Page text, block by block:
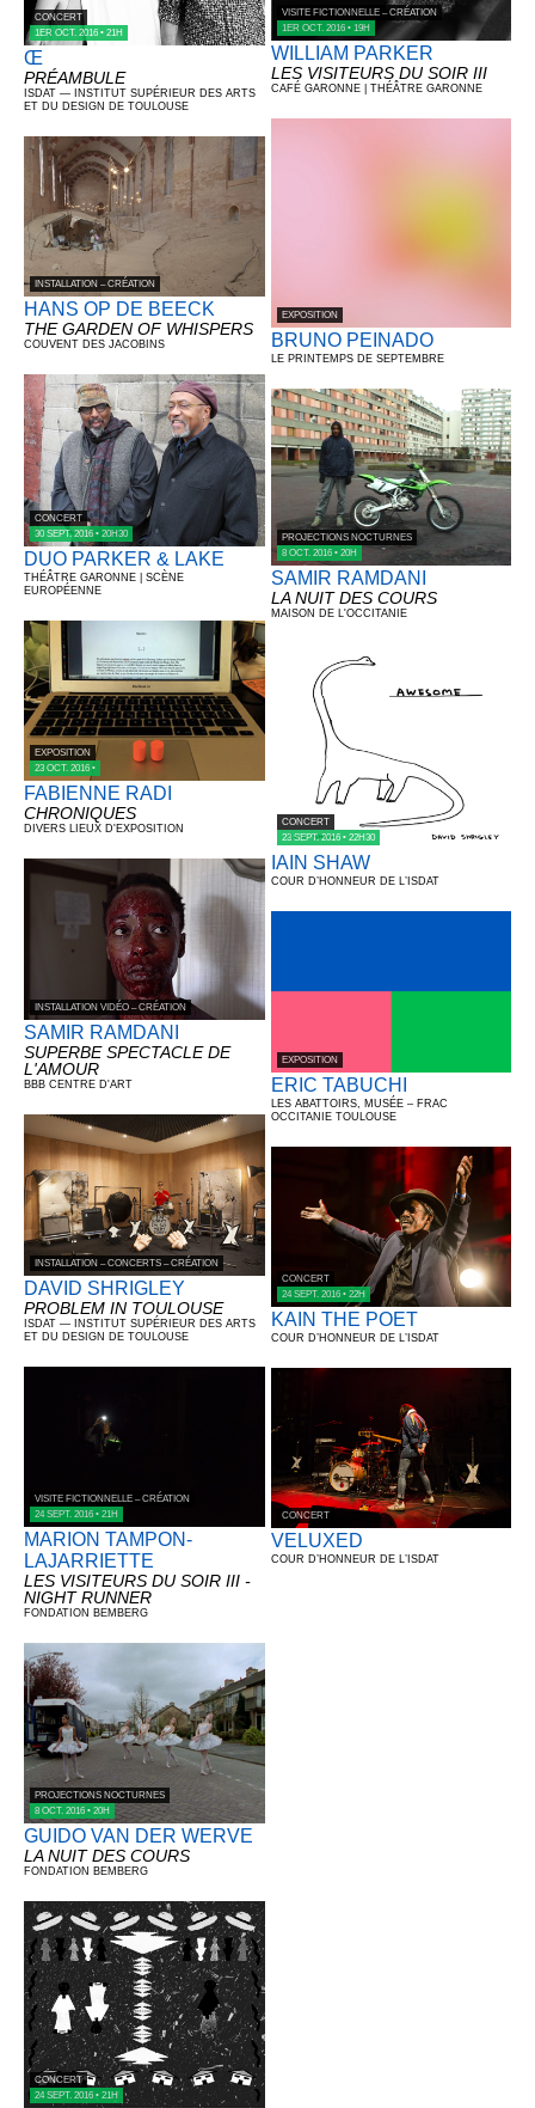
CONCERT
1ER OCT. 2016 • 21H
Œ
PRÉAMBULE
ISDAT — INSTITUT SUPÉRIEUR DES ARTS
ET DU DESIGN DE TOULOUSE
INSTALLATION – CRÉATION
HANS OP DE BEECK
THE GARDEN OF WHISPERS
COUVENT DES JACOBINS
CONCERT
30 SEPT. 2016 • 20H30
DUO PARKER & LAKE
THÉÂTRE GARONNE | SCÈNE
EUROPÉENNE
EXPOSITION
23 OCT. 2016 •
FABIENNE RADI
CHRONIQUES
DIVERS LIEUX D'EXPOSITION
INSTALLATION VIDÉO – CRÉATION
SAMIR RAMDANI
SUPERBE SPECTACLE DE
L'AMOUR
BBB CENTRE D'ART
INSTALLATION – CONCERTS – CRÉATION
DAVID SHRIGLEY
PROBLEM IN TOULOUSE
ISDAT — INSTITUT SUPÉRIEUR DES ARTS
ET DU DESIGN DE TOULOUSE
VISITE FICTIONNELLE – CRÉATION
24 SEPT. 2016 • 21H
MARION TAMPON-
LAJARRIETTE
LES VISITEURS DU SOIR III -
NIGHT RUNNER
FONDATION BEMBERG
PROJECTIONS NOCTURNES
8 OCT. 2016 • 20H
GUIDO VAN DER WERVE
LA NUIT DES COURS
FONDATION BEMBERG
CONCERT
24 SEPT. 2016 • 21H
VISITE FICTIONNELLE – CRÉATION
1ER OCT. 2016 • 19H
WILLIAM PARKER
LES VISITEURS DU SOIR III
CAFÉ GARONNE | THÉÂTRE GARONNE
EXPOSITION
BRUNO PEINADO
LE PRINTEMPS DE SEPTEMBRE
PROJECTIONS NOCTURNES
8 OCT. 2016 • 20H
SAMIR RAMDANI
LA NUIT DES COURS
MAISON DE L'OCCITANIE
CONCERT
23 SEPT. 2016 • 22H30
IAIN SHAW
COUR D’HONNEUR DE L’ISDAT
EXPOSITION
ERIC TABUCHI
LES ABATTOIRS, MUSÉE – FRAC
OCCITANIE TOULOUSE
CONCERT
24 SEPT. 2016 • 22H
KAIN THE POET
COUR D’HONNEUR DE L’ISDAT
CONCERT
VELUXED
COUR D’HONNEUR DE L’ISDAT